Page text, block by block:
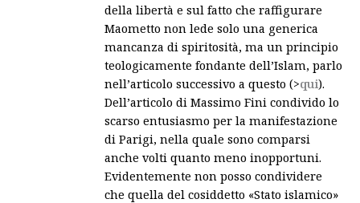
della libertà e sul fatto che raffigurare
Maometto non lede solo una generica
mancanza di spiritosità, ma un principio
teologicamente fondante dell’Islam, parlo
nell’articolo successivo a questo (>qui).
Dell’articolo di Massimo Fini condivido lo
scarso entusiasmo per la manifestazione
di Parigi, nella quale sono comparsi
anche volti quanto meno inopportuni.
Evidentemente non posso condividere
che quella del cosiddetto «Stato islamico»